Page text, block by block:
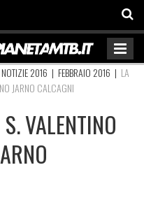
NOTIZIE 2016 | FEBBRAIO 2016 | LA
JARNO CALCAGNI
VALENTINO